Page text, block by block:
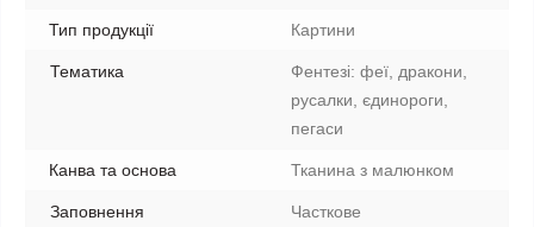
Тип продукції Картини
Тематика
Фентезі: феї, дракони,
русалки, єдинороги,
пегаси
Канва та основа Тканина з малюнком
Заповнення Часткове